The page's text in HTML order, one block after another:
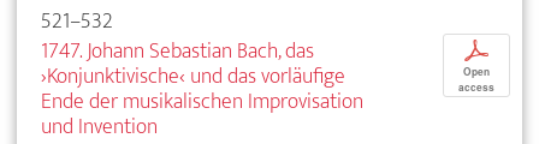
521–532
1747. Johann Sebastian Bach, das
›Konjunktivische‹ und das vorläufige
Ende der musikalischen Improvisation
und Invention
p
Open
access